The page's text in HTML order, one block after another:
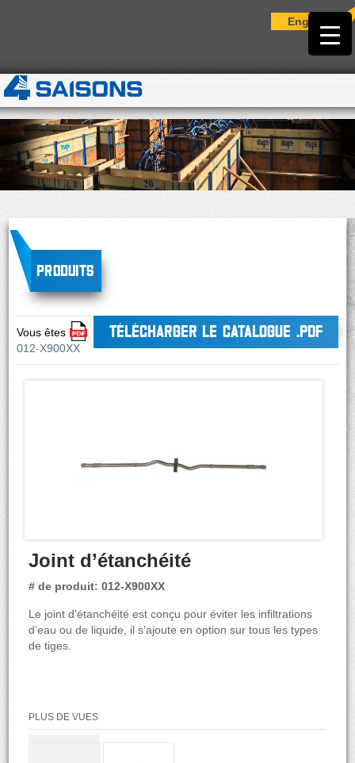
English
Produits
TÉLÉCHARGER LE CATALOGUE .PDF
Vous êtes ici :
012-X900XX
Joint d’étanchéité
# de produit: 012-X900XX
Le joint d’étanchéité est conçu pour éviter les infiltrations
d’eau ou de liquide, il s’ajoute en option sur tous les types
de tiges.
PLUS DE VUES